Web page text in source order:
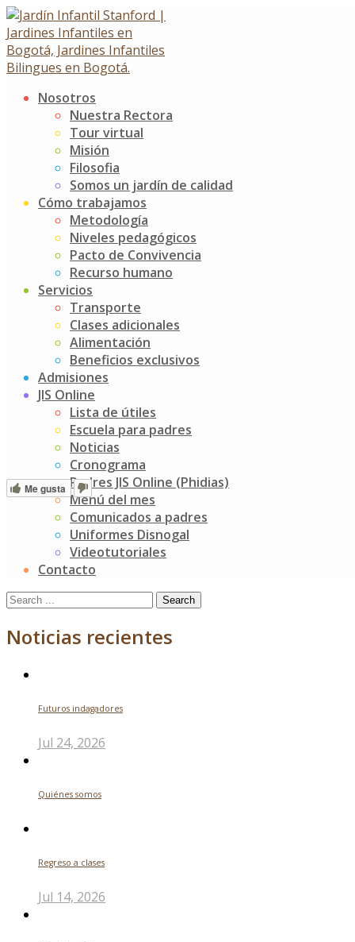
Skip
to
content
Nosotros
Nuestra Rectora
Tour virtual
Misión
Filosofia
Somos un jardín de calidad
Cómo trabajamos
Metodología
Niveles pedagógicos
Pacto de Convivencia
Recurso humano
Servicios
Transporte
Clases adicionales
Alimentación
Beneficios exclusivos
Admisiones
JIS Online
Lista de útiles
Escuela para padres
Noticias
Cronograma
Padres JIS Online (Phidias)
Menú del mes
Comunicados a padres
Uniformes Disnogal
Videotutoriales
Contacto
Política de tratamiento de
datos personales
Política de tratamiento de datos personales
4 mayo, 2022
Jardín Infantil Stanford0 Comments
[featured_image]
Descargar
Versión
Descargar2438
Tamaño del archivo536.62 KB
Recuento de archivos
Fecha de creación4 mayo, 2022
Última actualización
Política de tratamiento de datos
personales
Me gusta
navigation
Protocolo de Bioseguridad
CRONOGRAMA ACADEMICO 2023
Buscar
Search
Noticias recientes
Futuros indagadores
Jul 24, 2026
Quiénes somos
Regreso a clases
Jul 14, 2026